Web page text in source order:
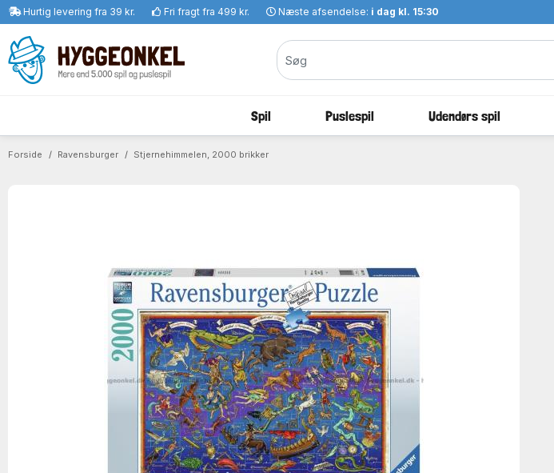
Hurtig levering fra 39 kr. Fri fragt fra 499 kr. Næste afsendelse: i dag kl. 15:30
Spil Puslespil Udendørs spil
Forside Ravensburger Stjernehimmelen, 2000 brikker